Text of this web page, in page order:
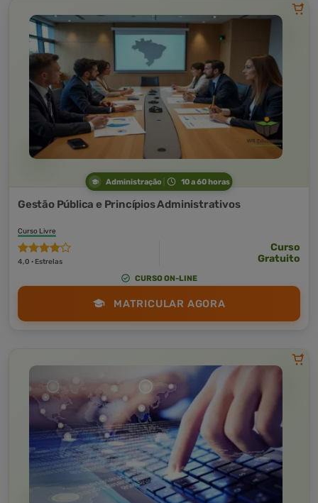
Administração 10 a 60 horas
Gestão Pública e Princípios Administrativos
Curso Livre
4,0 · Estrelas
Curso
Gratuito
CURSO ON-LINE
MATRICULAR AGORA